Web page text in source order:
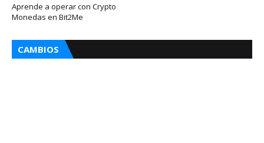
Aprende a operar con Crypto
Monedas en Bit2Me
CAMBIOS